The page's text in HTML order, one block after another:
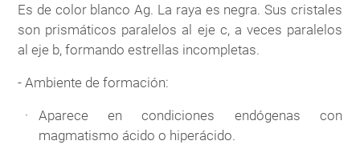
Es de color blanco Ag. La raya es negra. Sus cristales
son prismáticos paralelos al eje c, a veces paralelos
al eje b, formando estrellas incompletas.
- Ambiente de formación:
Aparece en condiciones endógenas con
magmatismo ácido o hiperácido.